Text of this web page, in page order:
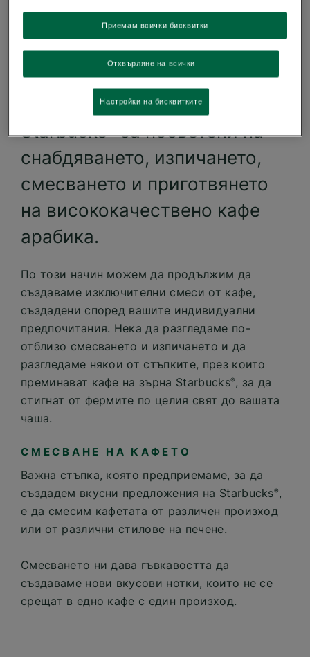
Пътешествието до
вашата чаша
Екипът от експерти на
Starbucks са посветени на
снабдяването, изпичането,
смесването и приготвянето
на висококачествено кафе
арабика.
По този начин можем да продължим да
създаваме изключителни смеси от кафе,
създадени според вашите индивидуални
предпочитания. Нека да разгледаме по-
отблизо смесването и изпичането и да
разгледаме някои от стъпките, през които
преминават кафе на зърна Starbucks®, за да
стигнат от фермите по целия свят до вашата
чаша.
СМЕСВАНЕ НА КАФЕТО
Важна стъпка, която предприемаме, за да
създадем вкусни предложения на Starbucks®,
е да смесим кафетата от различен произход
или от различни стилове на печене.
Смесването ни дава гъвкавостта да
създаваме нови вкусови нотки, които не се
срещат в едно кафе с един произход.
Отхвърляне на всички
Приемам всички бисквитки
Настройки на бисквитките